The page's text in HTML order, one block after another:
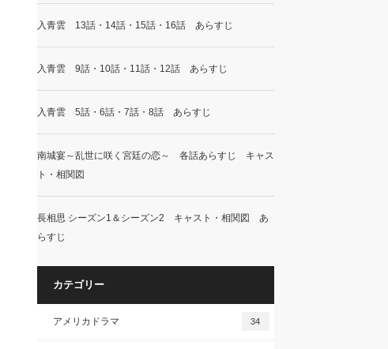
入青雲 13話・14話・15話・16話 あらすじ
入青雲 9話・10話・11話・12話 あらすじ
入青雲 5話・6話・7話・8話 あらすじ
南城宴～乱世に咲く宮廷の恋～ 各話あらすじ キャス
ト・相関図
長相思 シーズン1＆シーズン2 キャスト・相関図 あ
らすじ
カテゴリー
アメリカドラマ 34